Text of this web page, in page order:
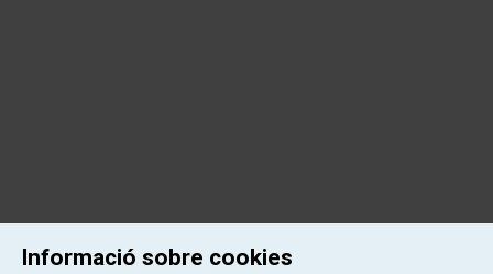
Informació sobre cookies